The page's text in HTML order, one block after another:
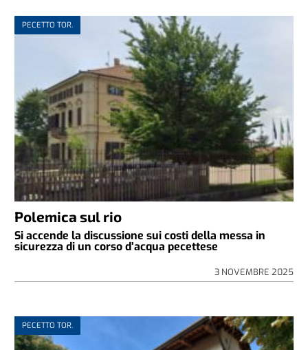
PECETTO TOR.
Polemica sul rio
Si accende la discussione sui costi della messa in
sicurezza di un corso d’acqua pecettese
3 NOVEMBRE 2025
PECETTO TOR.